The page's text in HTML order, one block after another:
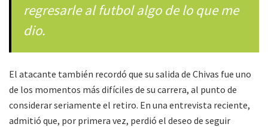
regresarle al futbol algo de lo que me
dio.
El atacante también recordó que su salida de Chivas fue uno
de los momentos más difíciles de su carrera, al punto de
considerar seriamente el retiro. En una entrevista reciente,
admitió que, por primera vez, perdió el deseo de seguir